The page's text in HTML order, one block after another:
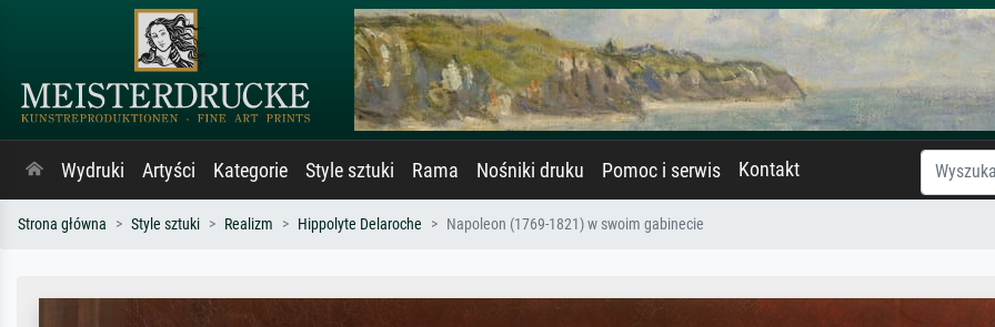
Wydruki Artyści Kategorie Style sztuki Rama Nośniki druku Pomoc i serwis Kontakt
Strona główna Style sztuki Realizm Hippolyte Delaroche Napoleon (1769-1821) w swoim gabinecie